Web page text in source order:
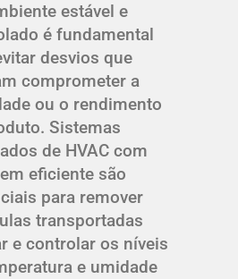
estável e
é fundamental
desvios que
comprometer a
ou o rendimento
Sistemas
de HVAC com
eficiente são
para remover
transportadas
e controlar os níveis
e umidade